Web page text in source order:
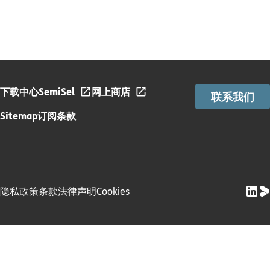
下载中心SemiSel
网上商店
Sitemap订阅条款
联系我们
隐私政策条款法律声明Cookies